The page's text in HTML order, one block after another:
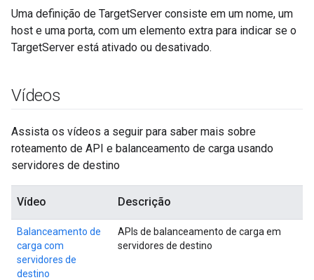
Uma definição de TargetServer consiste em um nome, um
host e uma porta, com um elemento extra para indicar se o
TargetServer está ativado ou desativado.
Vídeos
Assista os vídeos a seguir para saber mais sobre
roteamento de API e balanceamento de carga usando
servidores de destino
Vídeo Descrição
Balanceamento de
carga com
servidores de
destino
APIs de balanceamento de carga em
servidores de destino